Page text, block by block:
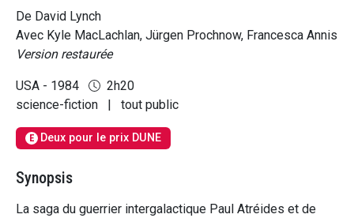
De David Lynch
Avec Kyle MacLachlan, Jürgen Prochnow, Francesca Annis
Version restaurée
USA - 1984
2h20
science-fiction
| tout public
E Deux pour le prix DUNE
Synopsis
La saga du guerrier intergalactique Paul Atréides et de